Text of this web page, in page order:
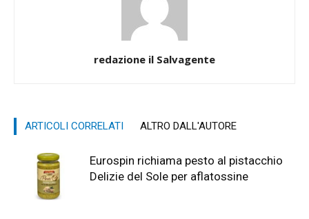
redazione il Salvagente
ARTICOLI CORRELATI ALTRO DALL'AUTORE
Eurospin richiama pesto al pistacchio
Delizie del Sole per aflatossine